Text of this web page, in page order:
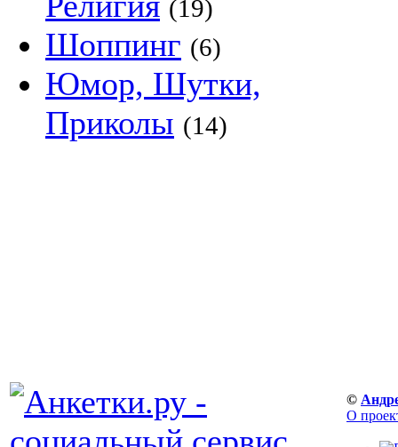
(19)
Шоппинг (6)
Юмор, Шутки,
Приколы (14)
©
О